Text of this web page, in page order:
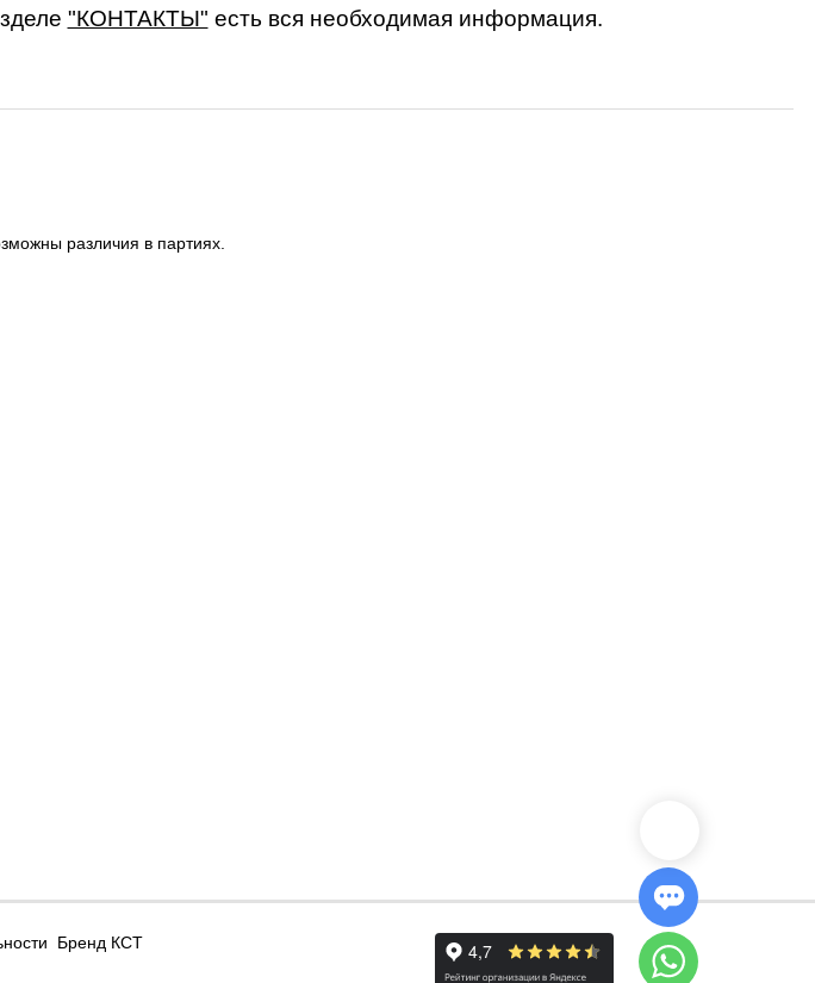
"КОНТАКТЫ" есть вся необходимая информация.
различия в партиях.
Бренд КСТ